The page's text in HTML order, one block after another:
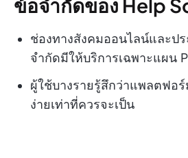
ข้อจำกัดของ Help
ช่องทางสังคมออนไลน์และป
จำกัดมีให้บริการเฉพาะแผน
ผู้ใช้บางรายรู้สึกว่าแพลตฟอ
ง่ายเท่าที่ควรจะเป็น